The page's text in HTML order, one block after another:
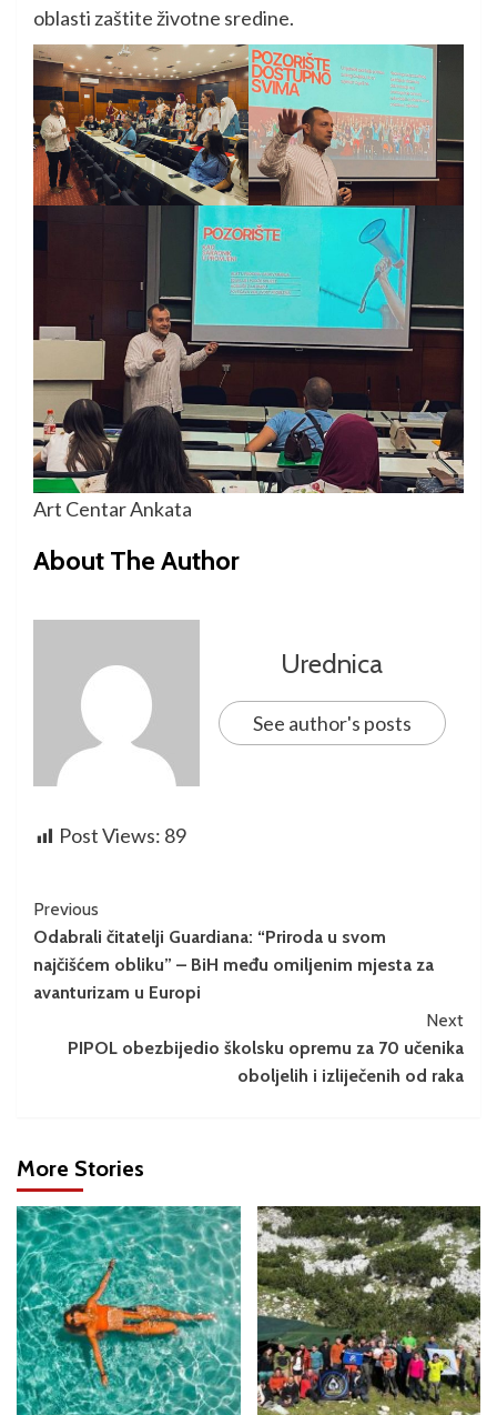
oblasti zaštite životne sredine.
Art Centar Ankata
About The Author
Urednica
See author's posts
Post Views: 89
Previous
Odabrali čitatelji Guardiana: “Priroda u svom
najčišćem obliku” – BiH među omiljenim mjesta za
avanturizam u Europi
Next
PIPOL obezbijedio školsku opremu za 70 učenika
oboljelih i izliječenih od raka
More Stories